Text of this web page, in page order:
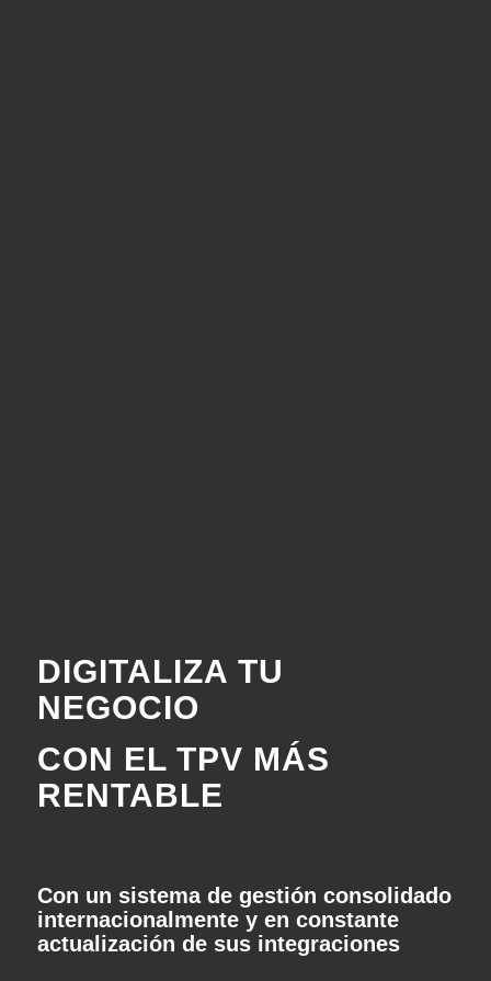
DIGITALIZA TU
NEGOCIO
CON EL TPV MÁS
RENTABLE
Con un sistema de gestión consolidado
internacionalmente y en constante
actualización de sus integraciones